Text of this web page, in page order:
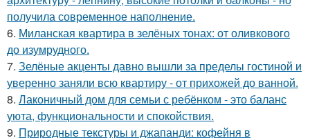
получила современное наполнение.
6. Миланская квартира в зелёных тонах: от оливкового
до изумрудного.
7. Зелёные акценты давно вышли за пределы гостиной и
уверенно заняли всю квартиру - от прихожей до ванной.
8. Лаконичный дом для семьи с ребёнком - это баланс
уюта, функциональности и спокойствия.
9. Природные текстуры и джапанди: кофейня в